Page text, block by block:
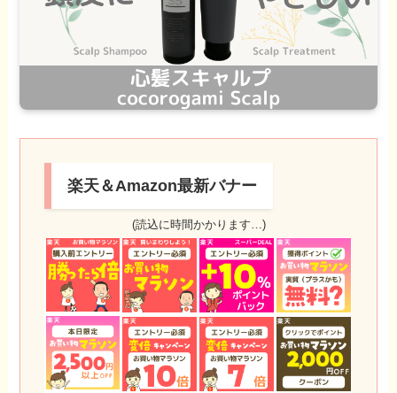
楽天＆Amazon最新バナー
(読込に時間かかります…)